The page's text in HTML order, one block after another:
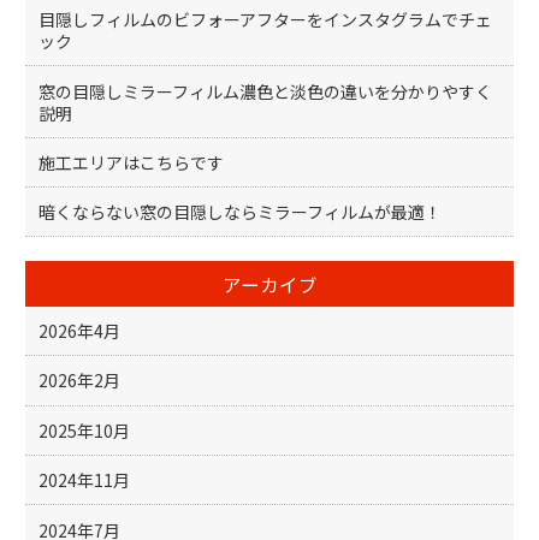
目隠しフィルムのビフォーアフターをインスタグラムでチェ
ック
窓の目隠しミラーフィルム濃色と淡色の違いを分かりやすく
説明
施工エリアはこちらです
暗くならない窓の目隠しならミラーフィルムが最適！
アーカイブ
2026年4月
2026年2月
2025年10月
2024年11月
2024年7月